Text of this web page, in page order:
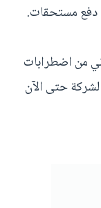
دفع مستحقات.
من اضطرابات
حتى الآن